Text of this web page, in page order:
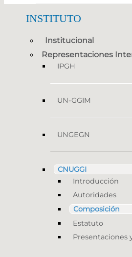
INSTITUTO
Institucional
Representaciones
IPGH
UN-GGIM
UNGEGN
CNUGGI
Introducción
Autoridades
Composición
Estatuto
Presentaciones